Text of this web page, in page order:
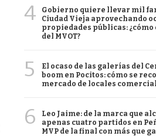
4
Gobierno quiere llevar mil
Ciudad Vieja aprovechando
propiedades públicas: ¿cómo
del MVOT?
5
El ocaso de las galerías del
boom en Pocitos: cómo se
mercado de locales
6
Leo Jaime: de la marca que
apenas cuatro partidos en
MVP de la final con más que